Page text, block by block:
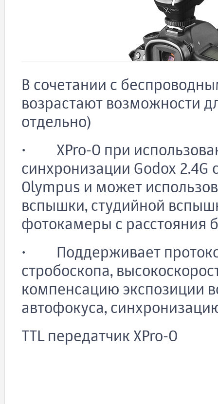
В сочетании с
возрастают возможности
отдельно)
· XPro-O при
синхронизации Godox
Olympus и может
вспышки, студийной
фотокамеры с расстояния
· Поддерживает
стробоскопа,
компенсацию экспозиции
автофокуса,
TTL передатчик XPro-O